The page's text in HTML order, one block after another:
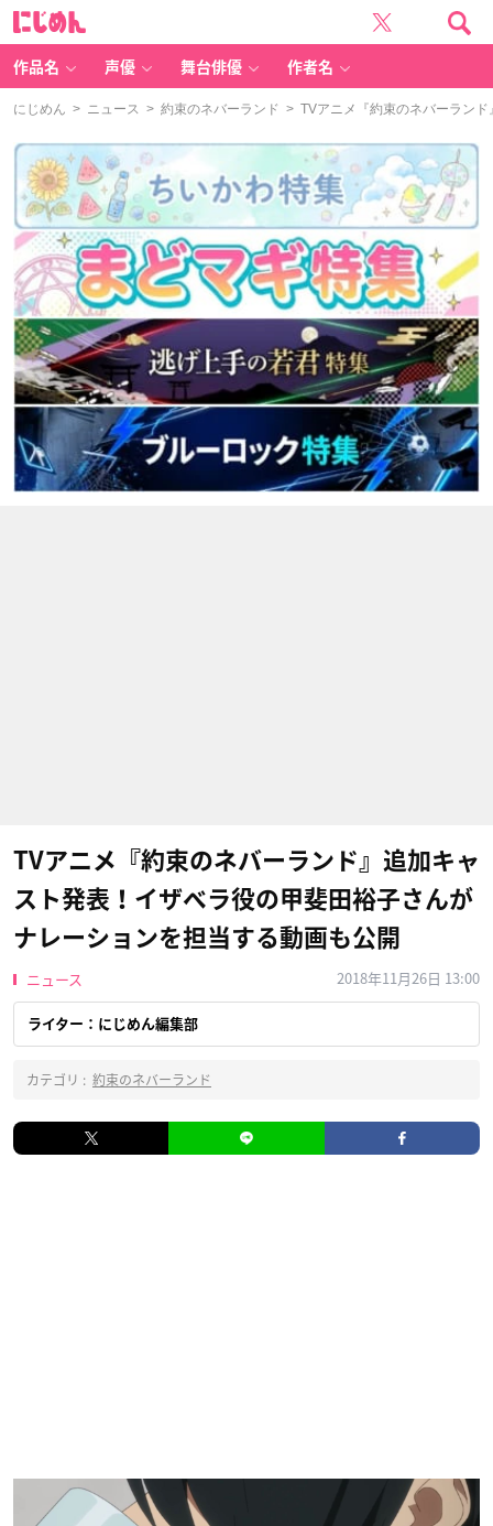
作品名 声優 舞台俳優 作者名
にじめん > ニュース > 約束のネバーランド > TVアニメ『約束のネバーラン
TVアニメ『約束のネバーランド』追加キャ
スト発表！イザベラ役の甲斐田裕子さんが
ナレーションを担当する動画も公開
ニュース 2018年11月26日 13:00
ライター：にじめん編集部
カテゴリ : 約束のネバーランド